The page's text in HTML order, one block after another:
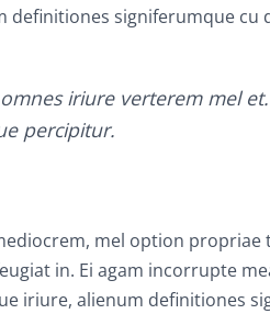
signiferumque cu
iriure verterem mel
percipitur.
mel option
in. Ei agam incorrupte
iriure, alienum definitiones